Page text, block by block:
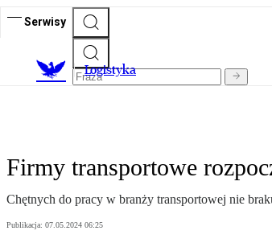
Serwisy
Logistyka
Firmy transportowe
Chętnych do pracy w branży transportowej nie
Publikacja: 07.05.2024 06:25